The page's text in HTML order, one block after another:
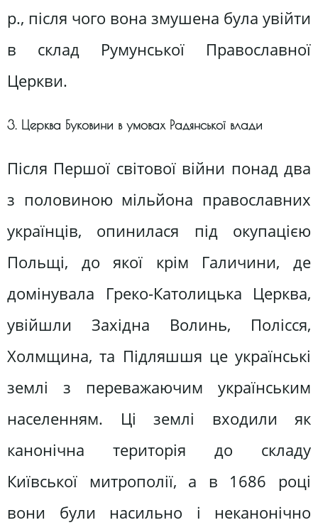
р., після чого вона змушена була увійти
в склад Румунської Православної
Церкви.
3. Церква Буковини в умовах Радянської влади
Після Першої світової війни понад два
з половиною мільйона православних
українців, опинилася під окупацією
Польщі, до якої крім Галичини, де
домінувала Греко-Католицька Церква,
увійшли Західна Волинь, Полісся,
Холмщина, та Підляшшя це українські
землі з переважаючим українським
населенням. Ці землі входили як
канонічна територія до складу
Київської митрополії, а в 1686 році
вони були насильно і неканонічно